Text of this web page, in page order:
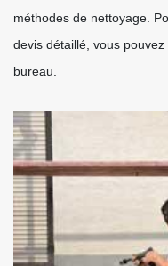
méthodes de nettoyage.
devis détaillé, vous
bureau.